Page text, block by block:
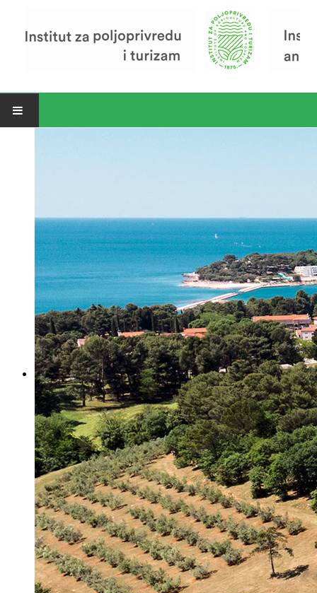
Zavod za poljoprivredu i prehranu
Zavod za ekonomiku i razvoj poljoprivrede
Zavod za turizam
Pokusno poljoprivredno imanje
Zaposlenici
Euraxess
Misija i vizija
Upravno Vijeće
Rad Upravnog vijeća
Znanstveno Vijeće
Rad Znanstvenog vijeća
Etičko povjerenstvo
Etički kodeks
Financiranje
Proračun
Potpore
PROGRAMSKO FINANCIRANJE
Izvještavanje po uredbi
Projekti Instituta
Dialogue4Tourism
REVIVE
WASTEREDUCE
MITOMED+
WINTERMED